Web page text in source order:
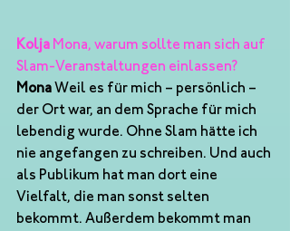
Kolja Mona, warum sollte man sich auf
Slam-Veranstaltungen einlassen?
Mona Weil es für mich – persönlich –
der Ort war, an dem Sprache für mich
lebendig wurde. Ohne Slam hätte ich
nie angefangen zu schreiben. Und auch
als Publikum hat man dort eine
Vielfalt, die man sonst selten
bekommt. Außerdem bekommt man